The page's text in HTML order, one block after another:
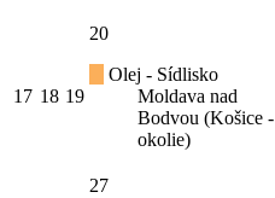
17 18 19
20
Olej - Sídlisko
Moldava nad
Bodvou (Košice -
okolie)
27